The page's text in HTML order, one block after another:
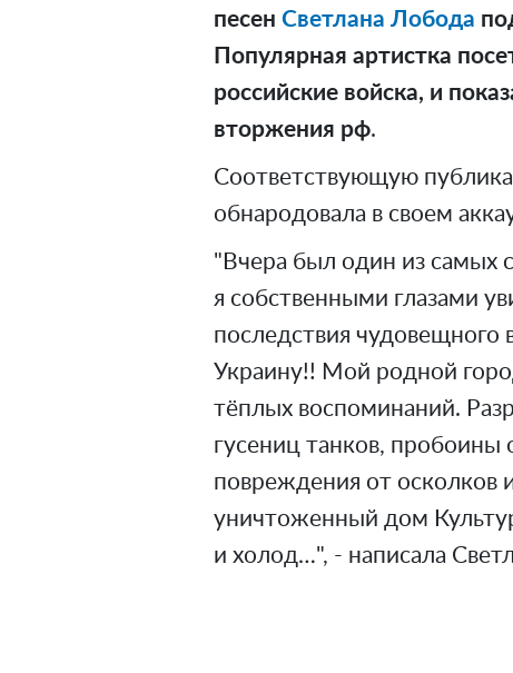
песен Светлана Лобода
Популярная артистка
российские войска, и
вторжения рф.
Соответствующую
обнародовала в своем
"Вчера был один из самых
я собственными глазами
последствия чудовещного
Украину!! Мой родной
тёплых воспоминаний.
гусениц танков, пробоины
повреждения от осколков
уничтоженный дом
и холод…", - написала